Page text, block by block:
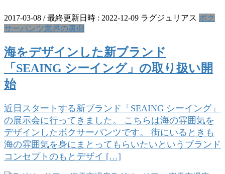
2017-03-08 / 最終更新日時 : 2022-12-09 ラグジュリアス ボク
サーパンツ業界の裏側
海をデザインした新ブランド
「SEAING シーイング」の取り扱い開
始
近日スタートする新ブランド「SEAING シーイング」
の展示会に行ってきました。 こちらは海の雰囲気を
デザインしたボクサーパンツです。 街にいるときも
海の雰囲気を身にまとってもらいたいというブランド
コンセプトのもとデザイ […]